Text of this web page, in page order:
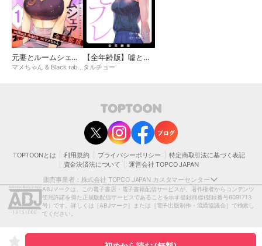
元妻とルームシェア(フルカラー)【全年齢版】
マメちゃん & Black rabbit
【全年齢版】嘘とセフレ
タルチョー
TOPTOONとは 利用規約 プライバシーポリシー
特定商取引法に基づく表記
資金決済法について
運営会社 TOPCO JAPAN
販売事業者：株式会社 TOPCO JAPAN カスタマーセンター
contact@toptoon.jp
カスタマーセンター受付時間 10：30～13：00、14：00～18：30（土・日・祝日は
除く）
営業時間外にいただいたお問い合わせは、翌営業日以降にご対応いたしますことをご
了承ください。
モバイルやパソコンの迷惑メール対策等により、弊社からお送りするメールが正しく
届かない場合がございます。
受信できるよう設定をお願い申し上げます。
@toptoon.jp
著作権者または当社の許諾を得ずにコンテンツの一部または全部を 複製、転載、送
信、放送、配布、貸与、翻訳、変造することは、 著作権侵害となり、著作権法に基づ
ABJマークは、この電子書店・電子書籍配信サービスが、著作権者からコンテンツ
使用許諾を得た正規版配信サービスであることを示す登録商標(登録番号6091713
号）です。詳しくは［ABJマーク］または［電子出版制作・流通協議会］で検索し
てください。